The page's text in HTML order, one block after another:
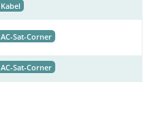
Kabel
AC-Sat-Corner
AC-Sat-Corner